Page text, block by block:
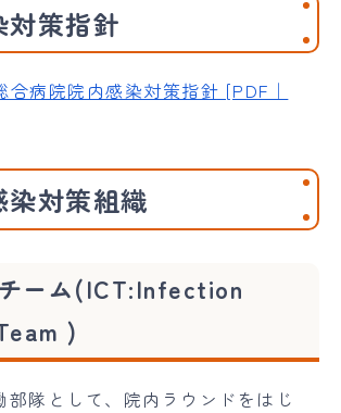
策指針
合病院院内感染対策指針 [PDF｜
染対策組織
ーム(ICT:Infection
)
部隊として、院内ラウンドをはじ